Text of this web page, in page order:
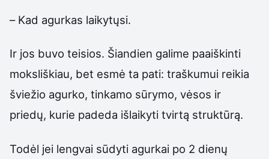
– Kad agurkas laikytųsi.
Ir jos buvo teisios. Šiandien galime paaiškinti
moksliškiau, bet esmė ta pati: traškumui reikia
šviežio agurko, tinkamo sūrymo, vėsos ir
priedų, kurie padeda išlaikyti tvirtą struktūrą.
Todėl jei lengvai sūdyti agurkai po 2 dienų